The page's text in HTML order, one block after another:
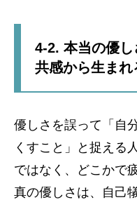
4-2. 本当の優し
共感から生まれ
優しさを誤って「自
くすこと」と捉える
ではなく、どこかで
真の優しさは、自己